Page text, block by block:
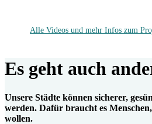
Alle Videos und mehr Infos zum
Es geht auch
Unsere Städte können sicherer,
werden. Dafür braucht es
wollen.